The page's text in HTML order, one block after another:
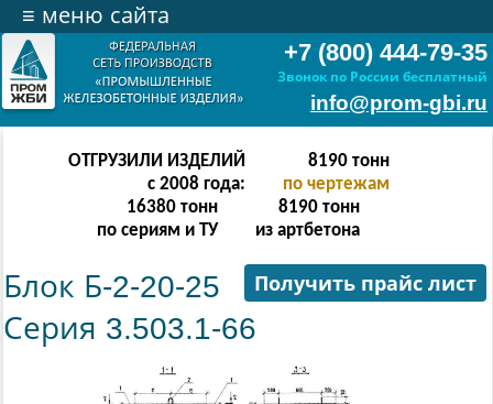
+7 (800) 444-79-35
Звонок по России бесплатный
info@prom-gbi.ru
≡ меню сайта
ОТГРУЗИЛИ ИЗДЕЛИЙ
с 2008 года:
16382тонн
по чертежам
32764 тонн
по сериям и ТУ
16382 тонн
из артбетона
Получить прайс лист
Блок Б-2-20-25
Серия 3.503.1-66